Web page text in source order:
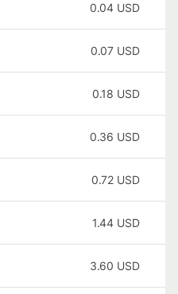
0.04 USD
0.07 USD
0.18 USD
0.36 USD
0.72 USD
1.44 USD
3.60 USD